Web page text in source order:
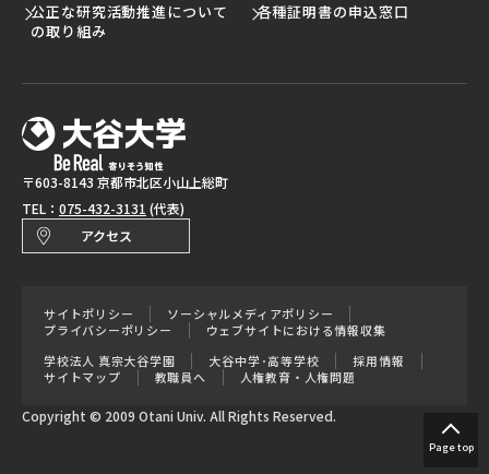
公正な研究活動推進について
の取り組み
各種証明書の申込窓口
〒603-8143 京都市北区小山上総町
TEL： 075-432-3131 (代表)
アクセス
サイトポリシー
ソーシャルメディアポリシー
プライバシーポリシー
ウェブサイトにおける情報収集
学校法人 真宗大谷学園
大谷中学･高等学校
採用情報
サイトマップ
教職員へ 人権教育・人権問題
Copyright © 2009 Otani Univ. All Rights Reserved.
Page top